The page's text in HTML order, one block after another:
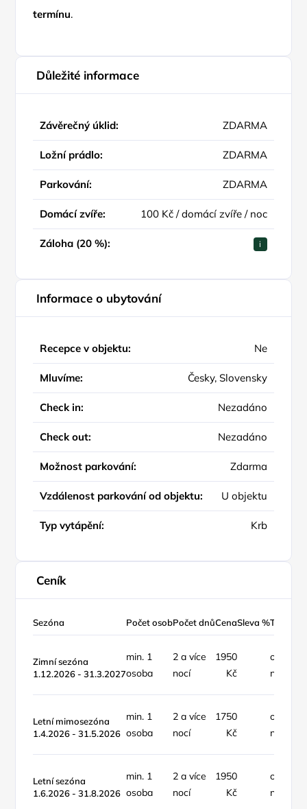
termínu.
Důležité informace
Závěrečný úklid: ZDARMA
Ložní prádlo: ZDARMA
Parkování: ZDARMA
Domácí zvíře: 100 Kč / domácí zvíře / noc
Záloha (20 %): i
Informace o ubytování
Recepce v objektu: Ne
Mluvíme: Česky, Slovensky
Check in: Nezadáno
Check out: Nezadáno
Možnost parkování: Zdarma
Vzdálenost parkování od objektu: U objektu
Typ vytápění: Krb
Ceník
Sezóna Počet osobPočet dnůCenaSleva %Typ ceny
Zimní sezóna
1.12.2026 - 31.3.2027
min. 1
osoba
2 a více
nocí
1950
Kč
objekt /
noc
Letní mimosezóna
1.4.2026 - 31.5.2026
min. 1
osoba
2 a více
nocí
1750
Kč
objekt /
noc
Letní sezóna
1.6.2026 - 31.8.2026
min. 1
osoba
2 a více
nocí
1950
Kč
objekt /
noc